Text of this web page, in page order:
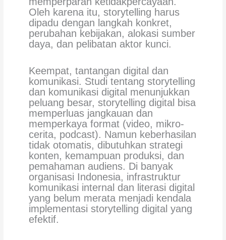
Oleh karena itu, storytelling harus
dipadu dengan langkah konkret,
perubahan kebijakan, alokasi sumber
daya, dan pelibatan aktor kunci.
Keempat, tantangan digital dan
komunikasi. Studi tentang storytelling
dan komunikasi digital menunjukkan
peluang besar, storytelling digital bisa
memperluas jangkauan dan
memperkaya format (video, mikro-
cerita, podcast). Namun keberhasilan
tidak otomatis, dibutuhkan strategi
konten, kemampuan produksi, dan
pemahaman audiens. Di banyak
organisasi Indonesia, infrastruktur
komunikasi internal dan literasi digital
yang belum merata menjadi kendala
implementasi storytelling digital yang
efektif.